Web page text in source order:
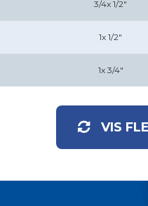
3/4x 1/2"
1x 1/2"
1x 3/4"
VIS